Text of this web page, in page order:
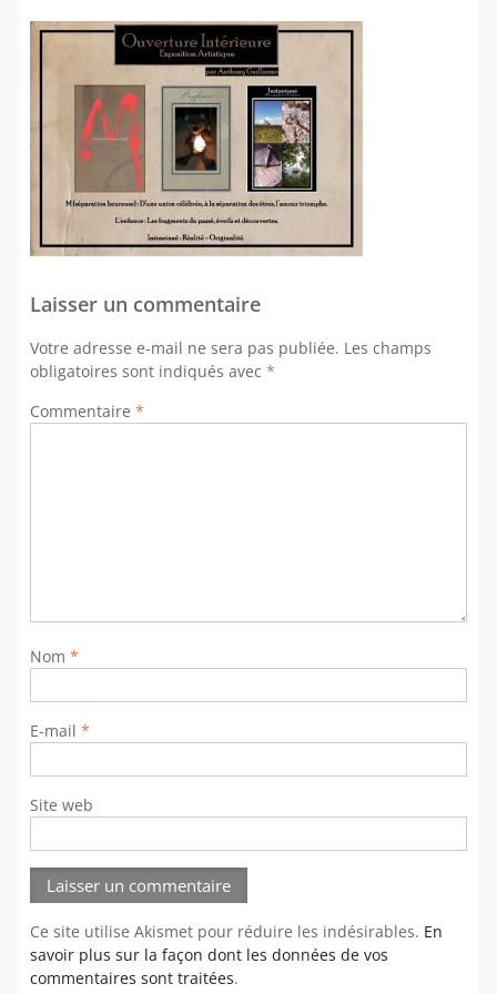
Laisser un commentaire
Votre adresse e-mail ne sera pas publiée. Les champs
obligatoires sont indiqués avec *
Commentaire *
Nom *
E-mail *
Site web
Ce site utilise Akismet pour réduire les indésirables. En
savoir plus sur la façon dont les données de vos
commentaires sont traitées.